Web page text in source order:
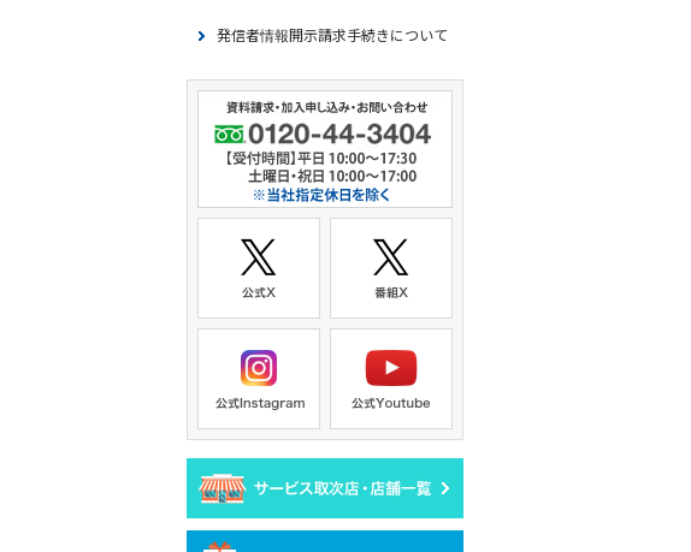
発信者情報開示請求手続きについて